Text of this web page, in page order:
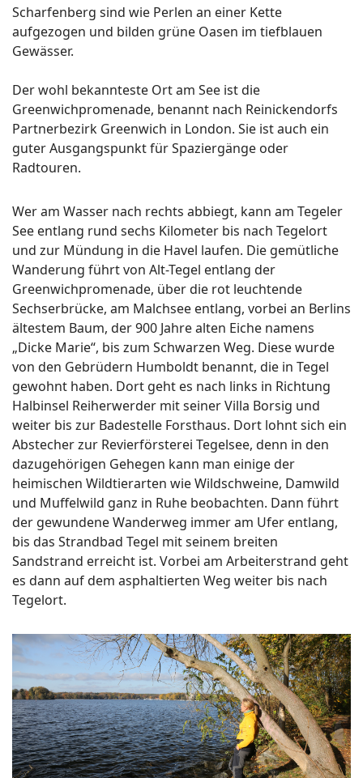
Scharfenberg sind wie Perlen an einer Kette
aufgezogen und bilden grüne Oasen im tiefblauen
Gewässer.
Der wohl bekannteste Ort am See ist die
Greenwichpromenade, benannt nach Reinickendorfs
Partnerbezirk Greenwich in London. Sie ist auch ein
guter Ausgangspunkt für Spaziergänge oder
Radtouren.
Wer am Wasser nach rechts abbiegt, kann am Tegeler
See entlang rund sechs Kilometer bis nach Tegelort
und zur Mündung in die Havel laufen. Die gemütliche
Wanderung führt von Alt-Tegel entlang der
Greenwichpromenade, über die rot leuchtende
Sechserbrücke, am Malchsee entlang, vorbei an Berlins
ältestem Baum, der 900 Jahre alten Eiche namens
„Dicke Marie“, bis zum Schwarzen Weg. Diese wurde
von den Gebrüdern Humboldt benannt, die in Tegel
gewohnt haben. Dort geht es nach links in Richtung
Halbinsel Reiherwerder mit seiner Villa Borsig und
weiter bis zur Badestelle Forsthaus. Dort lohnt sich ein
Abstecher zur Revierförsterei Tegelsee, denn in den
dazugehörigen Gehegen kann man einige der
heimischen Wildtierarten wie Wildschweine, Damwild
und Muffelwild ganz in Ruhe beobachten. Dann führt
der gewundene Wanderweg immer am Ufer entlang,
bis das Strandbad Tegel mit seinem breiten
Sandstrand erreicht ist. Vorbei am Arbeiterstrand geht
es dann auf dem asphaltierten Weg weiter bis nach
Tegelort.